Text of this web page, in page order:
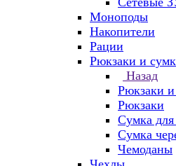
Моноподы
Накопители
Рации
Рюкзаки и
Назад
Рюкзаки
Рюкзаки
Сумка для
Сумка
Чемоданы